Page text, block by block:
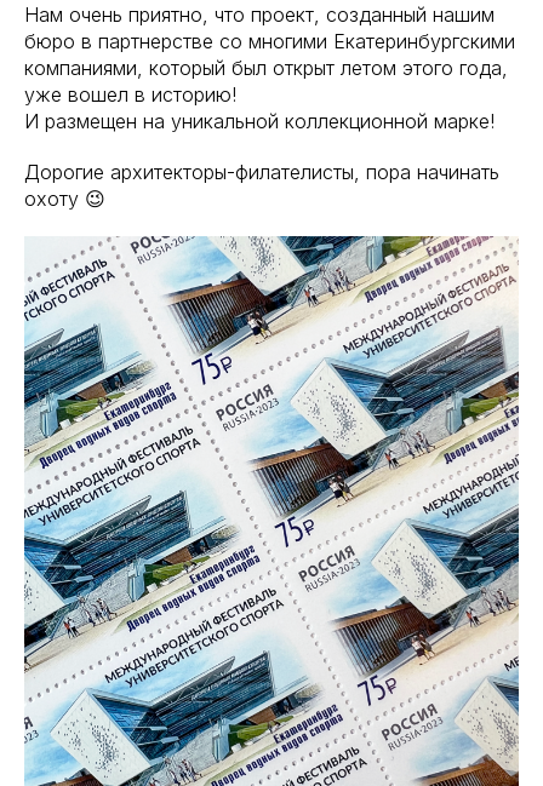
Нам очень приятно, что проект, созданный нашим
бюро в партнерстве со многими Екатеринбургскими
компаниями, который был открыт летом этого года,
уже вошел в историю!
И размещен на уникальной коллекционной марке!
Дорогие архитекторы-филателисты, пора начинать
охоту 😉